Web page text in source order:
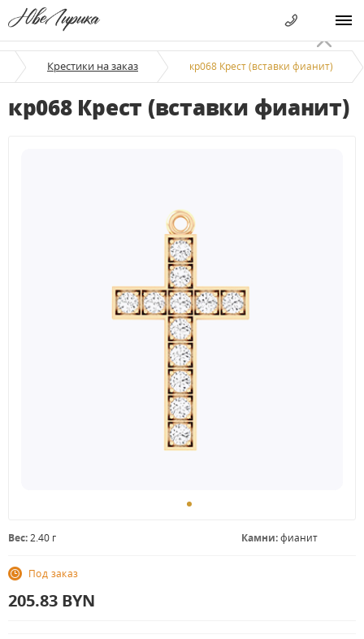
Крестики на заказ кр068 Крест (вставки фианит)
кр068 Крест (вставки фианит)
Вес:2.40 г Камни:фианит
Под заказ
205.83 BYN